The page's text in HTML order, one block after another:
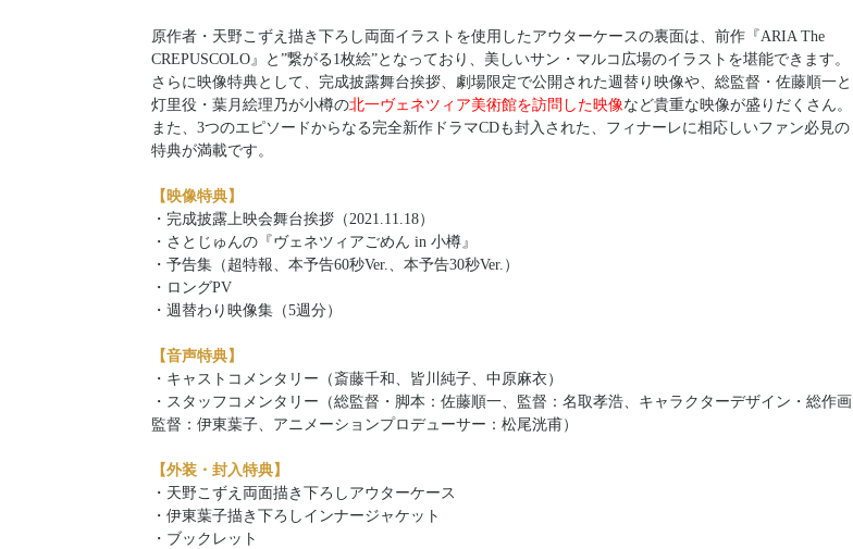
原作者・天野こずえ描き下ろし両面イラストを使用したアウターケースの裏面は、前作『ARIA The
CREPUSCOLO』と”繋がる1枚絵”となっており、美しいサン・マルコ広場のイラストを堪能できます。
さらに映像特典として、完成披露舞台挨拶、劇場限定で公開された週替り映像や、総監督・佐藤順一と
灯里役・葉月絵理乃が小樽の北一ヴェネツィア美術館を訪問した映像など貴重な映像が盛りだくさん。
また、3つのエピソードからなる完全新作ドラマCDも封入された、フィナーレに相応しいファン必見の
特典が満載です。
【映像特典】
・完成披露上映会舞台挨拶（2021.11.18）
・さとじゅんの『ヴェネツィアごめん in 小樽』
・予告集（超特報、本予告60秒Ver.、本予告30秒Ver.）
・ロングPV
・週替わり映像集（5週分）
【音声特典】
・キャストコメンタリー（斎藤千和、皆川純子、中原麻衣）
・スタッフコメンタリー（総監督・脚本：佐藤順一、監督：名取孝浩、キャラクターデザイン・総作画
監督：伊東葉子、アニメーションプロデューサー：松尾洸甫）
【外装・封入特典】
・天野こずえ両面描き下ろしアウターケース
・伊東葉子描き下ろしインナージャケット
・ブックレット